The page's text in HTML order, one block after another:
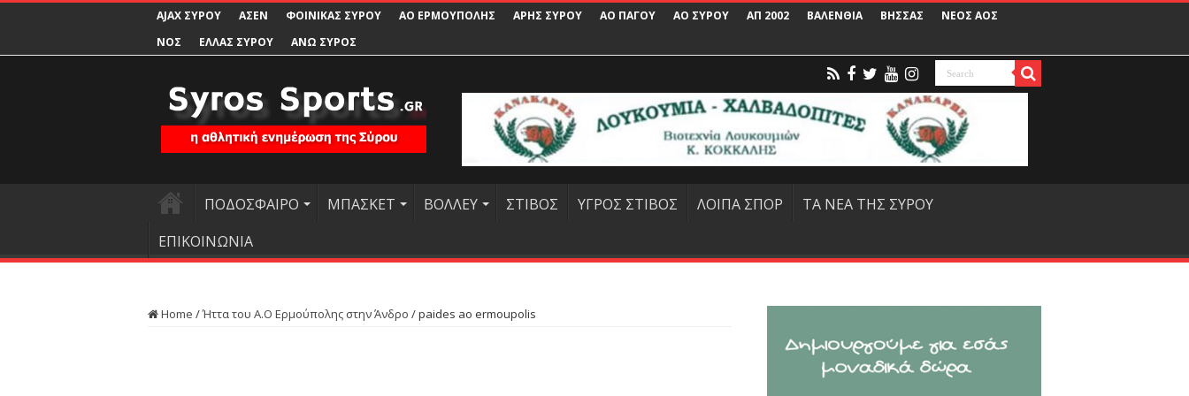
AJAX ΣΥΡΟΥ ΑΣΕΝ ΦΟΙΝΙΚΑΣ ΣΥΡΟΥ ΑΟ ΕΡΜΟΥΠΟΛΗΣ ΑΡΗΣ ΣΥΡΟΥ ΑΟ ΠΑΓΟΥ ΑΟ ΣΥΡΟΥ ΑΠ 2002 ΒΑΛΕΝΘΙΑ ΒΗΣΣΑΣ
ΝΕΟΣ ΑΟΣ
ΝΟΣ
ΕΛΛΑΣ ΣΥΡΟΥ ΑΝΩ ΣΥΡΟΣ
ΠΟΔΟΣΦΑΙΡΟ ΜΠΑΣΚΕΤ ΒΟΛΛΕΥ ΣΤΙΒΟΣ ΥΓΡΟΣ ΣΤΙΒΟΣ ΛΟΙΠΑ ΣΠΟΡ
ΤΑ ΝΕΑ ΤΗΣ ΣΥΡΟΥ
ΕΠΙΚΟΙΝΩΝΙΑ
Home /Ήττα του Α.Ο Ερμούπολης στην Άνδρο /paides ao ermoupolis